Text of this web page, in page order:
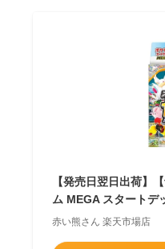
【発売日翌日出荷】
ム MEGA スタートデ
赤い熊さん 楽天市場店